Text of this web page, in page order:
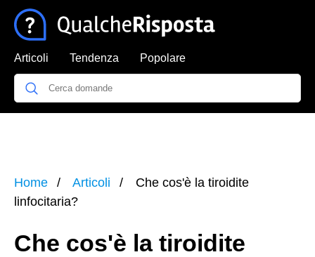
Articoli Tendenza Popolare
Home Articoli
Che cos'è la tiroidite
linfocitaria?
Che cos'è la tiroidite